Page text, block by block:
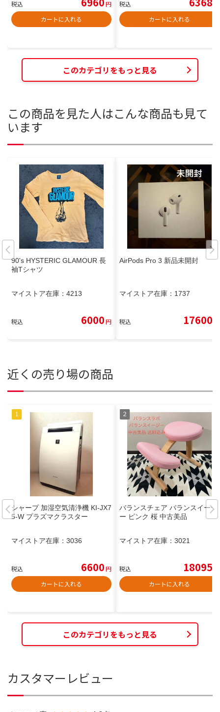
税込
円
カートに入れる
税込
カートに入れる
このカテゴリをもっと見る
この商品を見た人はこんな商品も見て
います
90's HYSTERIC GLAMOUR 長
袖Tシャツ
マイストア在庫： 4213
税込 6000円
AirPods Pro 3 新品未開封
マイストア在庫： 1737
税込 17600
近くの売り場の商品
シャープ 加湿空気清浄機 KI-JX7
5-W プラズマクラスター
マイストア在庫： 3036
税込 6600円
カートに入れる
バランスチェア バランスイージ
ー ピンク 桜 中古美品
マイストア在庫： 3021
税込 18095
カートに入れる
このカテゴリをもっと見る
カスタマーレビュー